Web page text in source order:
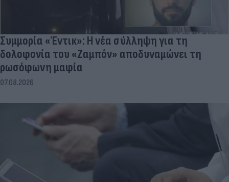
Συμμορία «Έντικ»: Η νέα σύλληψη για τη
δολοφονία του «Ζαμπόν» αποδυναμώνει τη
ρωσόφωνη μαφία
07.08.2026